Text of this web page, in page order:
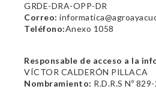
GRDE-DRA-OPP-DR
Correo:
Teléfono:Anexo 1058
Responsable de acceso a la
VÍCTOR CALDERÓN PILLACA
Nombramiento: R.D.R.S Nº